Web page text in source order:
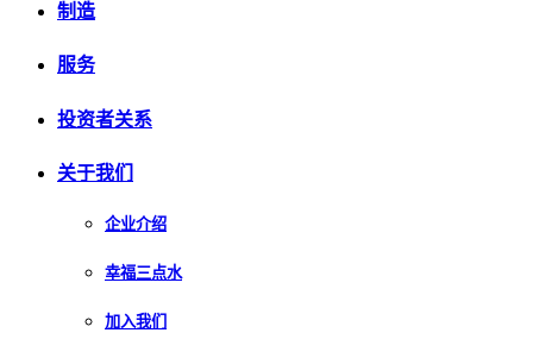
制造
服务
投资者关系
关于我们
企业介绍
幸福三点水
加入我们